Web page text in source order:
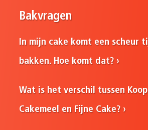
Bakvragen
In mijn cake komt een scheur
bakken. Hoe komt dat?
Wat is het verschil tussen
Cakemeel en Fijne Cake?